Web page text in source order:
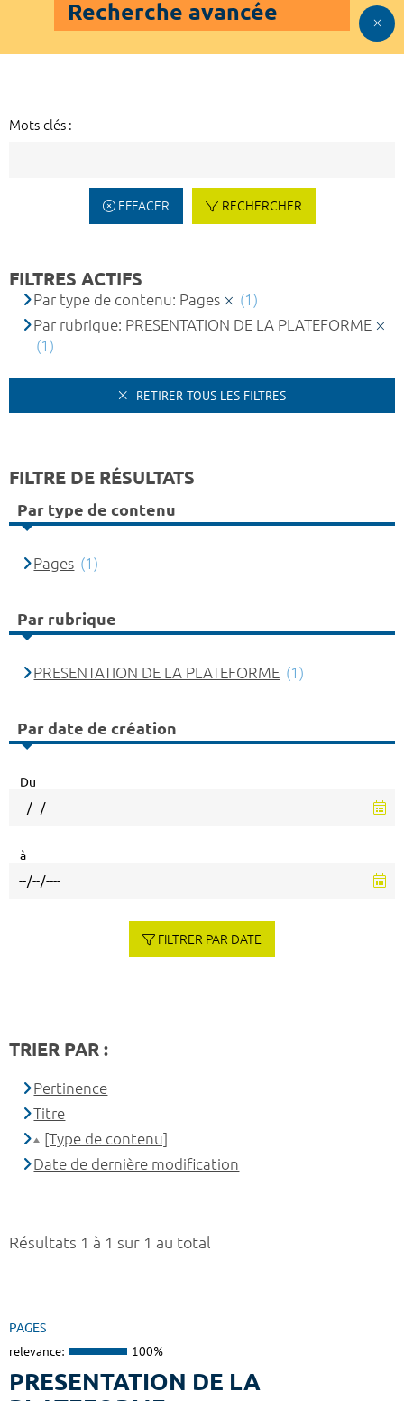
Recherche avancée
Mots-clés :
EFFACER RECHERCHER
Résultats 1 à 1 sur 1 au total
PAGES
relevance: 100%
PRESENTATION DE LA
FILTRES ACTIFS
Par type de contenu: Pages
(1)
Par rubrique: PRESENTATION DE LA PLATEFORME
(1)
RETIRER TOUS LES FILTRES
FILTRE DE RÉSULTATS
Par type de contenu
Pages (1)
Par rubrique
PRESENTATION DE LA PLATEFORME (1)
Par date de création
Du
à
FILTRER PAR DATE
TRIER PAR :
Pertinence
Titre
[Type de contenu]
Date de dernière modification